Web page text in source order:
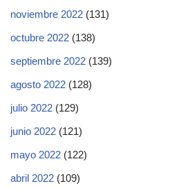
noviembre 2022 (131)
octubre 2022 (138)
septiembre 2022 (139)
agosto 2022 (128)
julio 2022 (129)
junio 2022 (121)
mayo 2022 (122)
abril 2022 (109)